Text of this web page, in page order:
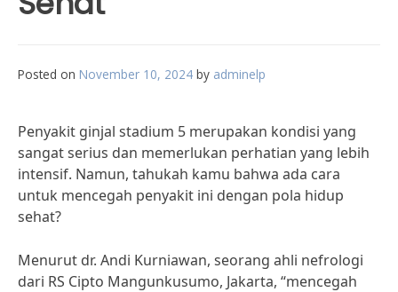
Posted on November 10, 2024 by adminelp
Penyakit ginjal stadium 5 merupakan kondisi yang
sangat serius dan memerlukan perhatian yang lebih
intensif. Namun, tahukah kamu bahwa ada cara
untuk mencegah penyakit ini dengan pola hidup
sehat?
Menurut dr. Andi Kurniawan, seorang ahli nefrologi
dari RS Cipto Mangunkusumo, Jakarta, “mencegah